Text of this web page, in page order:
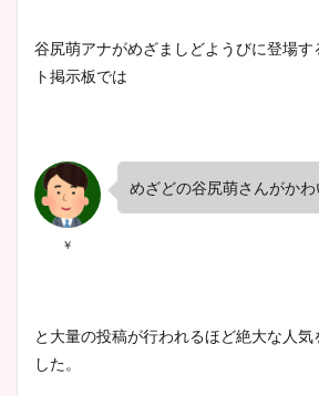
谷尻萌アナがめざましどようびに登場す
ト掲示板では
￥
めざどの谷尻萌さんがかわ
と大量の投稿が行われるほど絶大な人
した。